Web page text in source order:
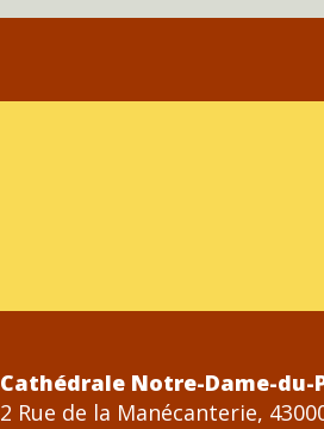
Cathédrale Notre-Dame-du-
2 Rue de la Manécanterie,